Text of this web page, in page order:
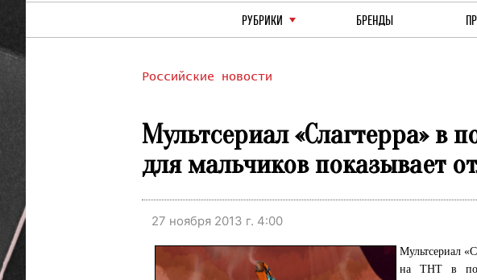
РУБРИКИ БРЕНДЫ
Российские новости
Мультсериал «Слагтерра» в
для мальчиков показывает
27 ноября 2013 г. 4:00
Мультсериал
на ТНТ в